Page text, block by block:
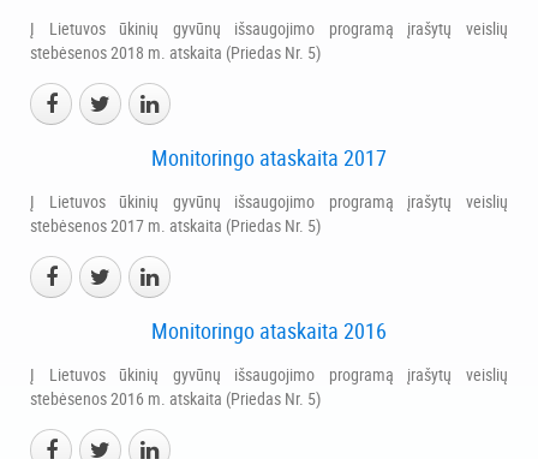
Į Lietuvos ūkinių gyvūnų išsaugojimo programą įrašytų veislių
stebėsenos 2018 m. atskaita (Priedas Nr. 5)
Monitoringo ataskaita 2017
Į Lietuvos ūkinių gyvūnų išsaugojimo programą įrašytų veislių
stebėsenos 2017 m. atskaita (Priedas Nr. 5)
Monitoringo ataskaita 2016
Į Lietuvos ūkinių gyvūnų išsaugojimo programą įrašytų veislių
stebėsenos 2016 m. atskaita (Priedas Nr. 5)